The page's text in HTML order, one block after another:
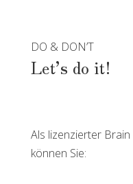
DO & DON’T
Let’s do it!
Als lizenzierter
können Sie: